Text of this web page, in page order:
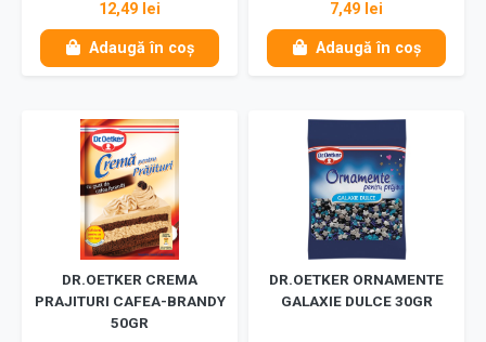
12,49 lei
Adaugă în coș
7,49 lei
Adaugă în coș
DR.OETKER CREMA
PRAJITURI CAFEA-BRANDY
50GR
DR.OETKER ORNAMENTE
GALAXIE DULCE 30GR